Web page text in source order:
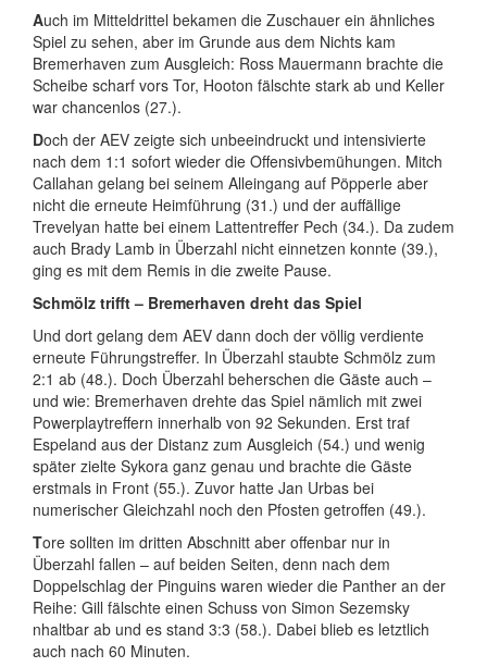
Auch im Mitteldrittel bekamen die Zuschauer ein ähnliches
Spiel zu sehen, aber im Grunde aus dem Nichts kam
Bremerhaven zum Ausgleich: Ross Mauermann brachte die
Scheibe scharf vors Tor, Hooton fälschte stark ab und Keller
war chancenlos (27.).
Doch der AEV zeigte sich unbeeindruckt und intensivierte
nach dem 1:1 sofort wieder die Offensivbemühungen. Mitch
Callahan gelang bei seinem Alleingang auf Pöpperle aber
nicht die erneute Heimführung (31.) und der auffällige
Trevelyan hatte bei einem Lattentreffer Pech (34.). Da zudem
auch Brady Lamb in Überzahl nicht einnetzen konnte (39.),
ging es mit dem Remis in die zweite Pause.
Schmölz trifft – Bremerhaven dreht das Spiel
Und dort gelang dem AEV dann doch der völlig verdiente
erneute Führungstreffer. In Überzahl staubte Schmölz zum
2:1 ab (48.). Doch Überzahl beherschen die Gäste auch –
und wie: Bremerhaven drehte das Spiel nämlich mit zwei
Powerplaytreffern innerhalb von 92 Sekunden. Erst traf
Espeland aus der Distanz zum Ausgleich (54.) und wenig
später zielte Sykora ganz genau und brachte die Gäste
erstmals in Front (55.). Zuvor hatte Jan Urbas bei
numerischer Gleichzahl noch den Pfosten getroffen (49.).
Tore sollten im dritten Abschnitt aber offenbar nur in
Überzahl fallen – auf beiden Seiten, denn nach dem
Doppelschlag der Pinguins waren wieder die Panther an der
Reihe: Gill fälschte einen Schuss von Simon Sezemsky
nhaltbar ab und es stand 3:3 (58.). Dabei blieb es letztlich
auch nach 60 Minuten.